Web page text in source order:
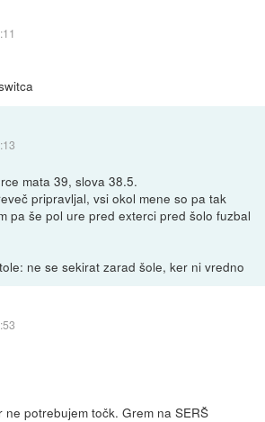
mata 39, slova 38.5.
pripravljal, vsi okol mene so pa tak
pa še pol ure pred exterci pred šolo fuzbal
ne se sekirat zarad šole, ker ni vredno
ne potrebujem točk. Grem na SERŠ